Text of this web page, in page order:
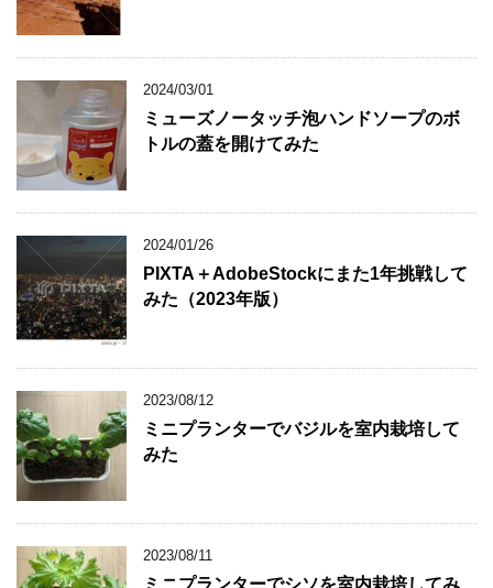
2024/03/01
ミューズノータッチ泡ハンドソープのボ
トルの蓋を開けてみた
2024/01/26
PIXTA＋AdobeStockにまた1年挑戦して
みた（2023年版）
2023/08/12
ミニプランターでバジルを室内栽培して
みた
2023/08/11
ミニプランターでシソを室内栽培してみ